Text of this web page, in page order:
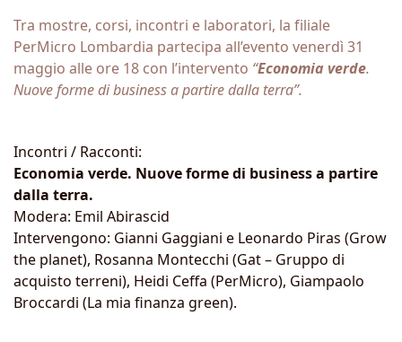
Tra mostre, corsi, incontri e laboratori, la filiale
PerMicro Lombardia partecipa all’evento venerdì 31
maggio alle ore 18 con l’intervento “Economia verde.
Nuove forme di business a partire dalla terra”.
Incontri / Racconti:
Economia verde. Nuove forme di business a partire
dalla terra.
Modera: Emil Abirascid
Intervengono: Gianni Gaggiani e Leonardo Piras (Grow
the planet), Rosanna Montecchi (Gat – Gruppo di
acquisto terreni), Heidi Ceffa (PerMicro), Giampaolo
Broccardi (La mia finanza green).